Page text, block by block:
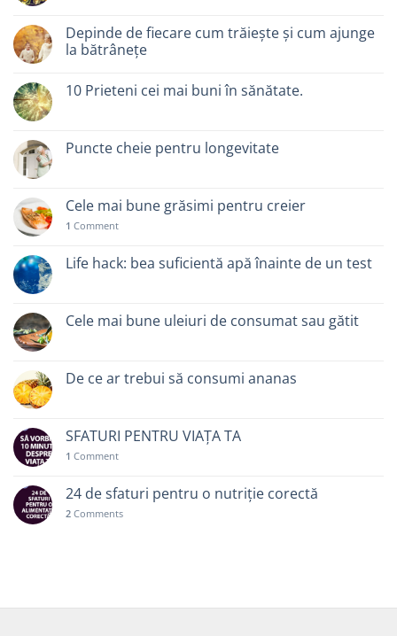
Depinde de fiecare cum trăiește și cum ajunge
la bătrânețe
10 Prieteni cei mai buni în sănătate.
Puncte cheie pentru longevitate
Cele mai bune grăsimi pentru creier
1 Comment
Life hack: bea suficientă apă înainte de un test
Cele mai bune uleiuri de consumat sau gătit
De ce ar trebui să consumi ananas
SFATURI PENTRU VIAȚA TA
1 Comment
24 de sfaturi pentru o nutriție corectă
2 Comments